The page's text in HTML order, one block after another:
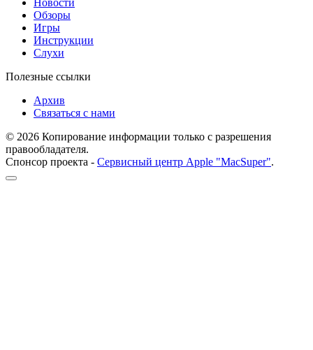
Новости
Обзоры
Игры
Инструкции
Слухи
Полезные ссылки
Архив
Связаться с нами
© 2026 Копирование информации только с разрешения
правообладателя.
Спонсор проекта - Сервисный центр Apple "MacSuper".